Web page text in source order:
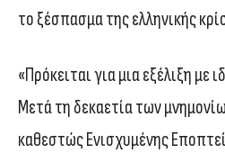
το ξέσπασμα της ελληνικής
«Πρόκειται για μια εξέλιξη με
Μετά τη δεκαετία των
καθεστώς Ενισχυμένης